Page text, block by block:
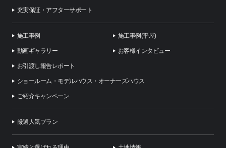
充実保証・アフターサポート
施工事例 施工事例(平屋)
動画ギャラリー お客様インタビュー
お引渡し報告レポート
ショールーム・モデルハウス・オーナーズハウス
ご紹介キャンペーン
厳選人気プラン